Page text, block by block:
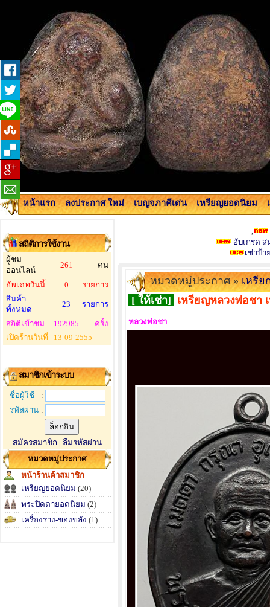
หน้าแรก : ลงประกาศ ใหม่ : เบญจภาคีเด่น : เหรียญยอดนิยม :
สถิติการใช้งาน
ผู้ชม
ออนไลน์
261 คน
อัพเดทวันนี้ 0
รายการ
สินค้า
ทั้งหมด
23 รายการ
สถิติเข้าชม 192985
ครั้ง
เปิดร้านวันที่
13-09-2555
สมาชิกเข้าระบบ
ชื่อผู้ใช้
:
รหัสผ่าน :
สมัครสมาชิก | ลืมรหัสผ่าน
หมวดหมู่ประกาศ
หน้าร้านค้าสมาชิก
เหรียญยอดนิยม (20)
พระปิดตายอดนิยม (2)
เครื่องราง-ของขลัง (1)
,
อับเกรด
เช่าป้า
หมวดหมู่ประกาศ »เหรี
[ ให้เช่า] เหรียญหลวงพ่อชา
หลวงพ่อชา